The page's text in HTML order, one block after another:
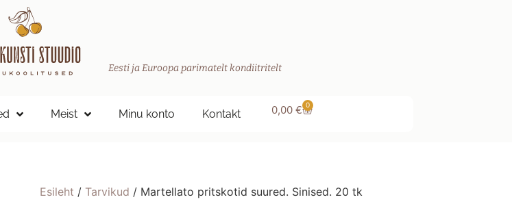
Eesti ja Euroopa parimatelt kondiitritelt
Meist Minu konto Kontakt 0,00 € 0
Esileht / Tarvikud / Martellato pritskotid suured. Sinised. 20 tk